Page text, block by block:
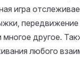
игра
многое другое.
любого